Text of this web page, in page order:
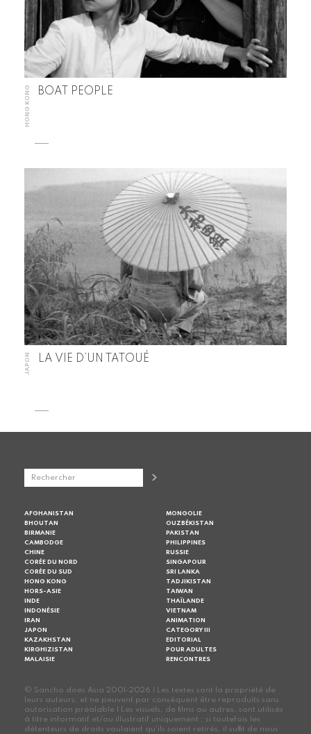
HONG KONG BOAT PEOPLE
JAPON LA VIE D’UN TATOUÉ
AFGHANISTAN
BHOUTAN
BIRMANIE
CAMBODGE
CHINE
CORÉE DU NORD
CORÉE DU SUD
HONG KONG
HORS-ASIE
INDE
INDONÉSIE
IRAN
JAPON
KAZAKHSTAN
KIRGHIZISTAN
MALAISIE
MONGOLIE
OUZBÉKISTAN
PAKISTAN
PHILIPPINES
RUSSIE
SINGAPOUR
SRI LANKA
TADJIKISTAN
TAIWAN
THAÏLANDE
VIETNAM
ANIMATION
CATEGORY III
EDITORIAL
POUR ADULTES
RENCONTRES
© Sancho does Asia 2001-2026 | Les textes sont la propriété de
leurs auteurs, et ne peuvent par conséquent être reproduits sans
autorisation préalable | Les visuels, de films ou autres, sont utilisés
à titre informatif et/ou illustratif uniquement ; si toutefois les
détenteurs de droits voulaient qu'ils soient retirés, il suffit de nous